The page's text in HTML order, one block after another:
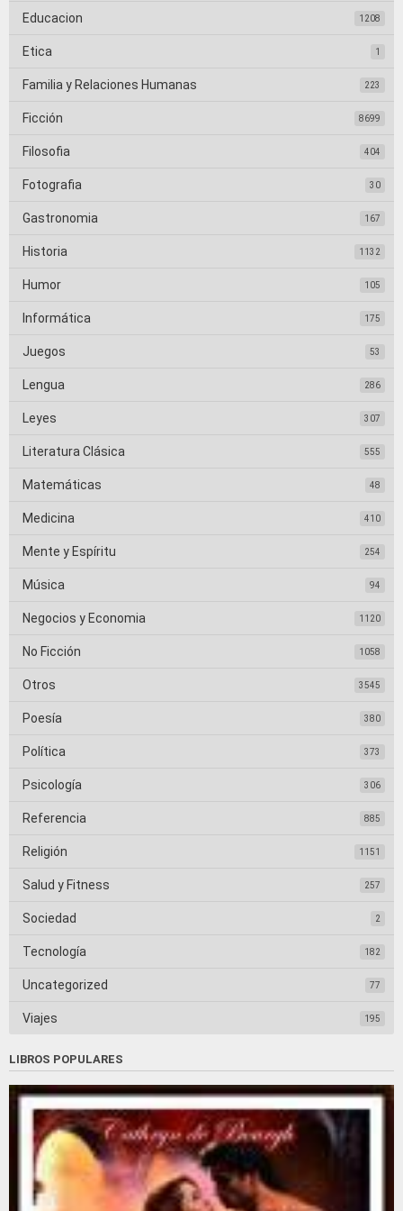
Educacion 1208
Etica 1
Familia y Relaciones Humanas 223
Ficción 8699
Filosofia 404
Fotografia 30
Gastronomia 167
Historia 1132
Humor 105
Informática 175
Juegos 53
Lengua 286
Leyes 307
Literatura Clásica 555
Matemáticas 48
Medicina 410
Mente y Espíritu 254
Música 94
Negocios y Economia 1120
No Ficción 1058
Otros 3545
Poesía 380
Política 373
Psicología 306
Referencia 885
Religión 1151
Salud y Fitness 257
Sociedad 2
Tecnología 182
Uncategorized 77
Viajes 195
LIBROS POPULARES